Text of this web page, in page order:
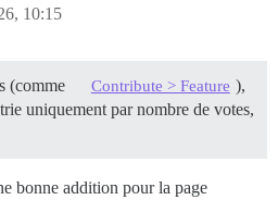
10:15
(comme Contribute > Feature ),
uniquement par nombre de votes,
bonne addition pour la page